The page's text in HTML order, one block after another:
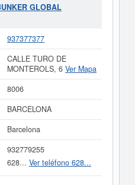
GLOBAL
937377377
CALLE TURO DE
MONTEROLS, 6 Ver Mapa
8006
BARCELONA
Barcelona
932779255
628... Ver teléfono 628...